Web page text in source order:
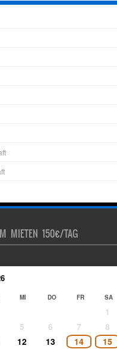
MIETEN 150€/TAG
MI DO FR SA
1
5 6 7 8
12 13 14 15